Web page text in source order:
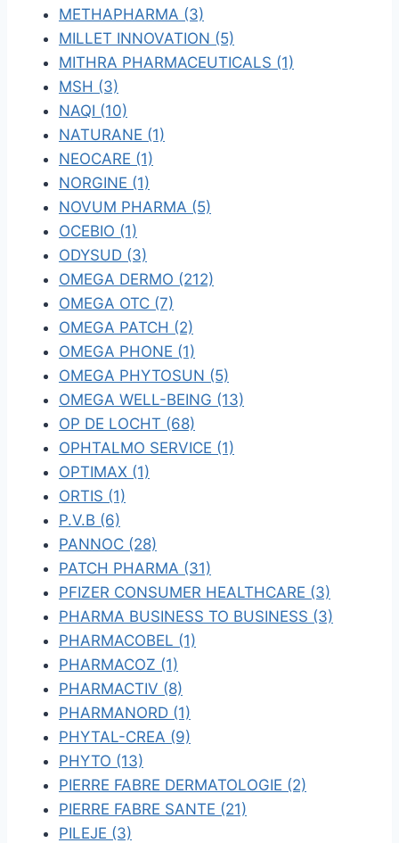
METHAPHARMA (3)
MILLET INNOVATION (5)
MITHRA PHARMACEUTICALS (1)
MSH (3)
NAQI (10)
NATURANE (1)
NEOCARE (1)
NORGINE (1)
NOVUM PHARMA (5)
OCEBIO (1)
ODYSUD (3)
OMEGA DERMO (212)
OMEGA OTC (7)
OMEGA PATCH (2)
OMEGA PHONE (1)
OMEGA PHYTOSUN (5)
OMEGA WELL-BEING (13)
OP DE LOCHT (68)
OPHTALMO SERVICE (1)
OPTIMAX (1)
ORTIS (1)
P.V.B (6)
PANNOC (28)
PATCH PHARMA (31)
PFIZER CONSUMER HEALTHCARE (3)
PHARMA BUSINESS TO BUSINESS (3)
PHARMACOBEL (1)
PHARMACOZ (1)
PHARMACTIV (8)
PHARMANORD (1)
PHYTAL-CREA (9)
PHYTO (13)
PIERRE FABRE DERMATOLOGIE (2)
PIERRE FABRE SANTE (21)
PILEJE (3)